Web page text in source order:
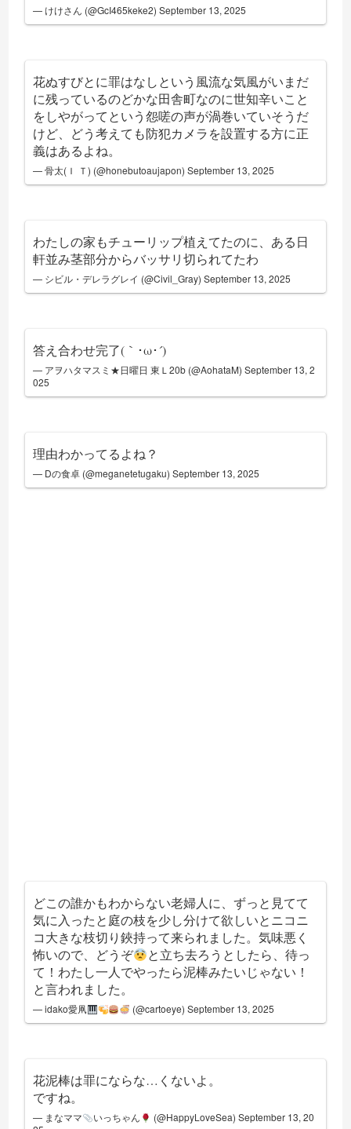
— けけさん (@GcI465keke2)September 13, 2025
花ぬすびとに罪はなしという風流な気風がいまだ
に残っているのどかな田舎町なのに世知辛いこと
をしやがってという怨嗟の声が渦巻いていそうだ
けど、どう考えても防犯カメラを設置する方に正
義はあるよね。
— 骨太(Ｉ Ｔ) (@honebutoaujapon)September 13, 2025
わたしの家もチューリップ植えてたのに、ある日
軒並み茎部分からバッサリ切られてたわ
— シビル・デレラグレイ (@Civil_Gray)September 13, 2025
答え合わせ完了(｀･ω･´)ゞ
— アヲハタマスミ★日曜日 東Ｌ20b (@AohataM)September 13, 2
025
理由わかってるよね？
— Dの食卓 (@meganetetugaku)September 13, 2025
どこの誰かもわからない老婦人に、ずっと見てて
気に入ったと庭の枝を少し分けて欲しいとニコニ
コ大きな枝切り鋏持って来られました。気味悪く
怖いので、どうぞ
と立ち去ろうとしたら、待っ
て！わたし一人でやったら泥棒みたいじゃない！
と言われました。
— idako愛凧 (@cartoeye) September 13, 2025
花泥棒は罪にならな…くないよ。
ですね。
— まなママ いっちゃん (@HappyLoveSea) September 13, 20